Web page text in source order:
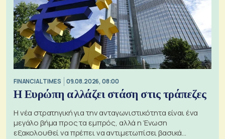
FINANCIAL TIMES 09.08.2026, 08:00
Η Ευρώπη αλλάζει στάση στις τράπεζες
Η νέα στρατηγική για την ανταγωνιστικότητα είναι ένα
μεγάλο βήμα προς τα εμπρός, αλλά η Ένωση
εξακολουθεί να πρέπει να αντιμετωπίσει βασικά